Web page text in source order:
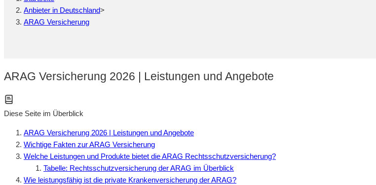
Anbieter in Deutschland>
ARAG Versicherung
ARAG Versicherung 2026 | Leistungen und Angebote
Diese Seite im Überblick
ARAG Versicherung 2026 | Leistungen und Angebote
Wichtige Fakten zur ARAG Versicherung
Welche Leistungen und Produkte bietet die ARAG Rechtsschutzversicherung?
Tabelle: Rechtsschutzversicherung der ARAG im Überblick
Wie leistungsfähig ist die private Krankenversicherung der ARAG?